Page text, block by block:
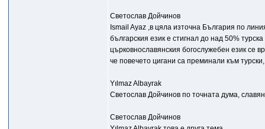
Светослав Дойчинов
Ismail Ayaz ,в цяла източна България по
българския език е стигнал до над 50%
църковнославянския богослужебен език се
че повечето цигани са преминали към
Yılmaz Albayrak
Светослав Дойчинов по точната дума,
Светослав Дойчинов